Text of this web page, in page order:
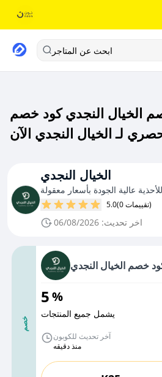
ابحث عن المتاجر
الخيال النجدي كود خصم
الخيال النجدي
للأحذية عالية الجودة بأسعار معقولة
5.0 (0 تقييمات)
اخر تحديث: 06/08/2026
خصم
خصم الخيال النجدي
5%
يشمل جميع المنتجات
آخر تحديث للكوبون
منذ دقيقه